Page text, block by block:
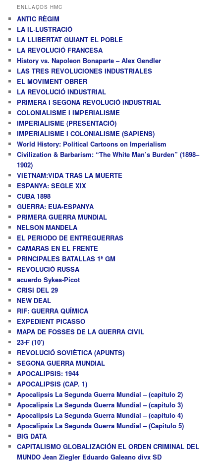
ENLLAÇOS HMC
ANTIC RÈGIM
LA IL·LUSTRACIÓ
LA LLIBERTAT GUIANT EL POBLE
LA REVOLUCIÓ FRANCESA
History vs. Napoleon Bonaparte – Alex Gendler
LAS TRES REVOLUCIONES INDUSTRIALES
EL MOVIMENT OBRER
LA REVOLUCIÓ INDUSTRIAL
PRIMERA I SEGONA REVOLUCIÓ INDUSTRIAL
COLONIALISME I IMPERIALISME
IMPERIALISME (PRESENTACIÓ)
IMPERIALISME I COLONIALISME (SAPIENS)
World History: Political Cartoons on Imperialism
Civilization & Barbarism: “The White Man’s Burden” (1898–
1902)
VIETNAM:VIDA TRAS LA MUERTE
ESPANYA: SEGLE XIX
CUBA 1898
GUERRA: EUA-ESPANYA
PRIMERA GUERRA MUNDIAL
NELSON MANDELA
EL PERIODO DE ENTREGUERRAS
CAMARAS EN EL FRENTE
PRINCIPALES BATALLAS 1ª GM
REVOLUCIÓ RUSSA
acuerdo Sykes-Picot
CRISI DEL 29
NEW DEAL
RIF: GUERRA QUÍMICA
EXPEDIENT PICASSO
MAPA DE FOSSES DE LA GUERRA CIVIL
23-F (10′)
REVOLUCIÓ SOVIÈTICA (APUNTS)
SEGONA GUERRA MUNDIAL
APOCALIPSIS: 1944
APOCALIPSIS (CAP. 1)
Apocalipsis La Segunda Guerra Mundial – (capitulo 2)
Apocalipsis La Segunda Guerra Mundial – (capitulo 3)
Apocalipsis La Segunda Guerra Mundial – (capitulo 4)
Apocalipsis La Segunda Guerra Mundial – (Capitulo 5)
BIG DATA
CAPITALISMO GLOBALIZACIÓN EL ORDEN CRIMINAL DEL
MUNDO Jean Ziegler Eduardo Galeano divx SD